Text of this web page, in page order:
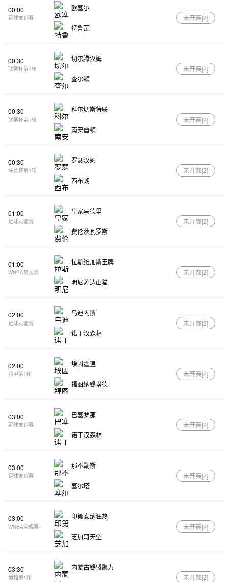
00:00
足球友谊赛
欧塞尔
特鲁瓦
未开赛[2]
00:30
联赛杯第1轮
切尔滕汉姆
查尔顿
未开赛[2]
00:30
联赛杯第1轮
科尔切斯特联
南安普顿
未开赛[2]
00:30
联赛杯第1轮
罗瑟汉姆
西布朗
未开赛[2]
01:00
足球友谊赛
皇家马德里
费伦茨瓦罗斯
未开赛[2]
01:00
WNBA常规赛
拉斯维加斯王牌
明尼苏达山猫
未开赛[2]
02:00
足球友谊赛
乌迪内斯
诺丁汉森林
未开赛[2]
02:00
荷甲第1轮
埃因霍温
福图纳锡塔德
未开赛[2]
03:00
足球友谊赛
巴塞罗那
诺丁汉森林
未开赛[2]
03:00
足球友谊赛
那不勒斯
塞尔塔
未开赛[2]
03:00
WNBA常规赛
印第安纳狂热
芝加哥天空
未开赛[2]
03:30
葡超第1轮
内蒙古锡盟聚力
未开赛[2]